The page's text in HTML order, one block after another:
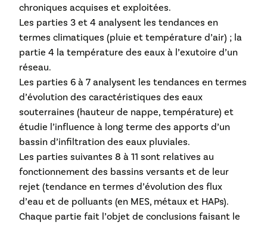
chroniques acquises et exploitées.
Les parties 3 et 4 analysent les tendances en
termes climatiques (pluie et température d’air) ; la
partie 4 la température des eaux à l’exutoire d’un
réseau.
Les parties 6 à 7 analysent les tendances en termes
d’évolution des caractéristiques des eaux
souterraines (hauteur de nappe, température) et
étudie l’influence à long terme des apports d’un
bassin d’infiltration des eaux pluviales.
Les parties suivantes 8 à 11 sont relatives au
fonctionnement des bassins versants et de leur
rejet (tendance en termes d’évolution des flux
d’eau et de polluants (en MES, métaux et HAPs).
Chaque partie fait l’objet de conclusions faisant le